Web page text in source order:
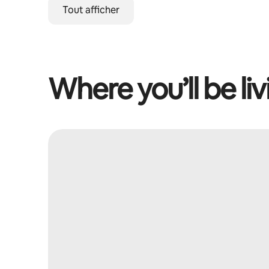
Tout afficher
Where you’ll be